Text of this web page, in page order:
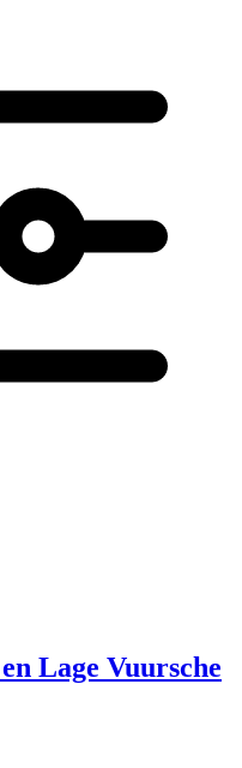
Lage Vuursche